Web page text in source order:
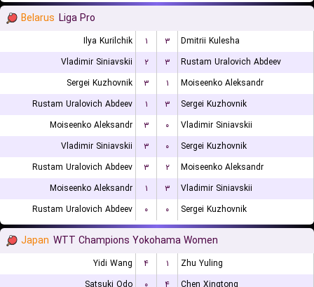
Belarus Liga Pro
Ilya Kurilchik ۱ ۳
Dmitrii Kulesha
Vladimir Siniavskii
۲ ۳
Rustam Uralovich Abdeev
Sergei Kuzhovnik
۳ ۱
Moiseenko Aleksandr
Rustam Uralovich Abdeev
۱ ۳
Sergei Kuzhovnik
Moiseenko Aleksandr
۳ ۰
Vladimir Siniavskii
Vladimir Siniavskii
۳ ۰
Sergei Kuzhovnik
Rustam Uralovich Abdeev
۳ ۲
Moiseenko Aleksandr
Moiseenko Aleksandr
۱ ۳
Vladimir Siniavskii
Rustam Uralovich Abdeev
۰ ۰ Sergei Kuzhovnik
Japan WTT Champions Yokohama Women
Yidi Wang ۴ ۱
Zhu Yuling